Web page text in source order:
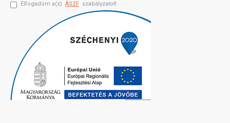
Elfogadom a(z) ÁSZF szabályzatot!